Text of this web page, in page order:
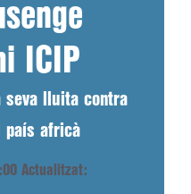
ICIP
seva lluita contra
país africà
Actualitzat: